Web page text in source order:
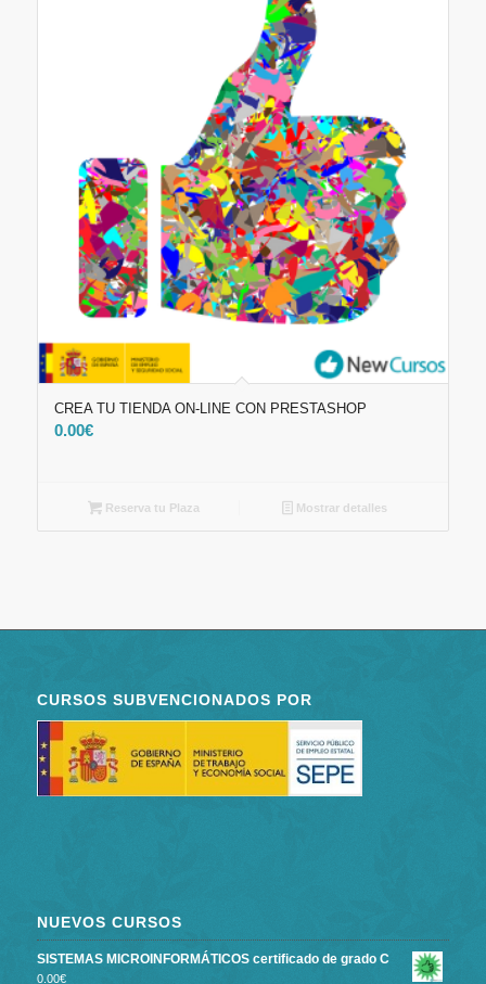
CREA TU TIENDA ON-LINE CON PRESTASHOP
0.00€
Reserva tu Plaza Mostrar detalles
CURSOS SUBVENCIONADOS POR
NUEVOS CURSOS
SISTEMAS MICROINFORMÁTICOS certificado de grado C
0.00€